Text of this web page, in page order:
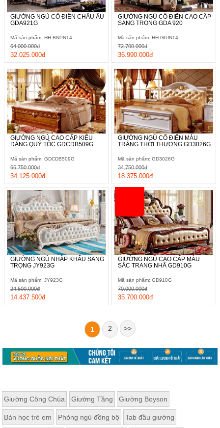
GIƯỜNG NGỦ CỔ ĐIỂN CHÂU ÂU
GDA921G
Mã sản phẩm: HH.BNPN14
32.025.000đ
64.000.000đ
GIƯỜNG NGỦ CỔ ĐIỂN CAO CẤP
SANG TRỌNG GDA 920
Mã sản phẩm: HH.GIUN14
36.990.000đ
72.700.000đ
GIƯỜNG NGỦ CAO CẤP KIỂU
DÁNG QUÝ TỘC GDCDB509G
Mã sản phẩm: GDCDB509G
34.125.000đ
66.750.000đ
GIƯỜNG NGỦ CỔ ĐIỂN MÀU
TRẮNG THỜI THƯỢNG GD3026G
Mã sản phẩm: GD3026G
18.375.000đ
34.750.000đ
GIƯỜNG NGỦ NHẬP KHẨU SANG
TRỌNG JY923G
Mã sản phẩm: JY923G
14.437.500đ
24.500.000đ
GIƯỜNG NGỦ CAO CẤP MÀU
SẮC TRANG NHÃ GD910G
Mã sản phẩm: GD910G
35.700.000đ
70.000.000đ
1 2 >>
Giường Công Chúa Giường Tầng Giường Boyson
Bàn học trẻ em Phòng ngủ đồng bộ Tab đầu giường